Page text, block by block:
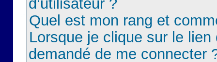
d’utilisateur ?
Quel est mon rang et
Lorsque je clique sur le lien
demandé de me connecter